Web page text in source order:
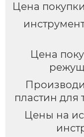
Цена
Цена
пластин для
Цены на